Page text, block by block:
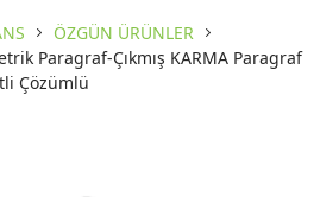
ÖZGÜN ÜRÜNLER
Paragraf-Çıkmış KARMA Paragraf
Çözümlü